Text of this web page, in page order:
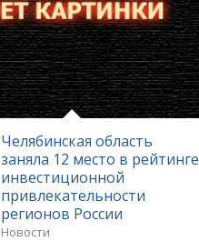
Челябинская область
заняла 12 место в рейтинге
инвестиционной
привлекательности
регионов России
Новости